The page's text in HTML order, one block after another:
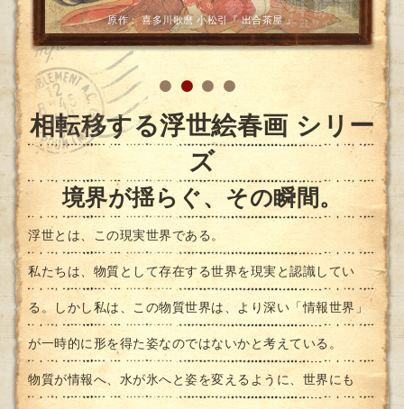
相転移する喜多川歌麿 Limen974
相転移する浮世絵春画 シリー
ズ
境界が揺らぐ、その瞬間。
浮世とは、この現実世界である。
私たちは、物質として存在する世界を現実と認識してい
る。しかし私は、この物質世界は、より深い「情報世界」
が一時的に形を得た姿なのではないかと考えている。
物質が情報へ、水が氷へと姿を変えるように、世界にも